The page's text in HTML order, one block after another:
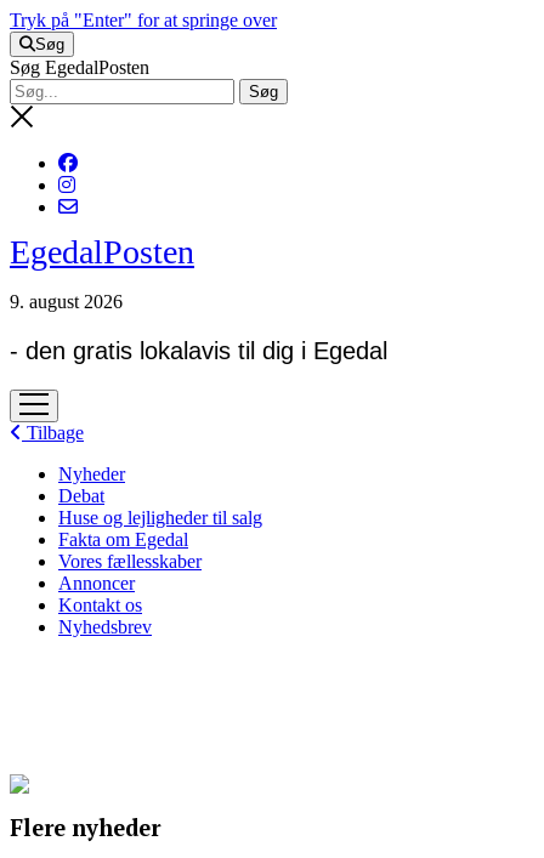
Tryk på "Enter" for at springe over
Søg
Søg EgedalPosten
EgedalPosten
9. august 2026
- den gratis lokalavis til dig i Egedal
open
menu
Tilbage
Nyheder
Debat
Huse og lejligheder til salg
Fakta om Egedal
Vores fællesskaber
Annoncer
Kontakt os
Nyhedsbrev
Flere nyheder